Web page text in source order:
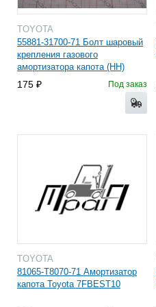
TOYOTA
55881-31700-71 Болт шаровый
крепления газового
амортизатора капота (HH)
175 Под заказ
TOYOTA
81065-Т8070-71 Амортизатор
капота Toyota 7FBEST10